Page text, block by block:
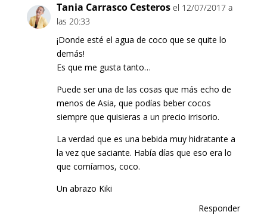
Tania Carrasco Cesteros el 12/07/2017 a
las 20:33
¡Donde esté el agua de coco que se quite lo
demás!
Es que me gusta tanto…
Puede ser una de las cosas que más echo de
menos de Asia, que podías beber cocos
siempre que quisieras a un precio irrisorio.
La verdad que es una bebida muy hidratante a
la vez que saciante. Había días que eso era lo
que comíamos, coco.
Un abrazo Kiki
Responder